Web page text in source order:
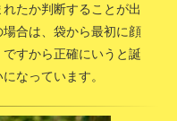
たか判断することが出
合は、袋から最初に顔
すから正確にいうと誕
なっています。